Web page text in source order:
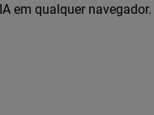
em qualquer navegador.